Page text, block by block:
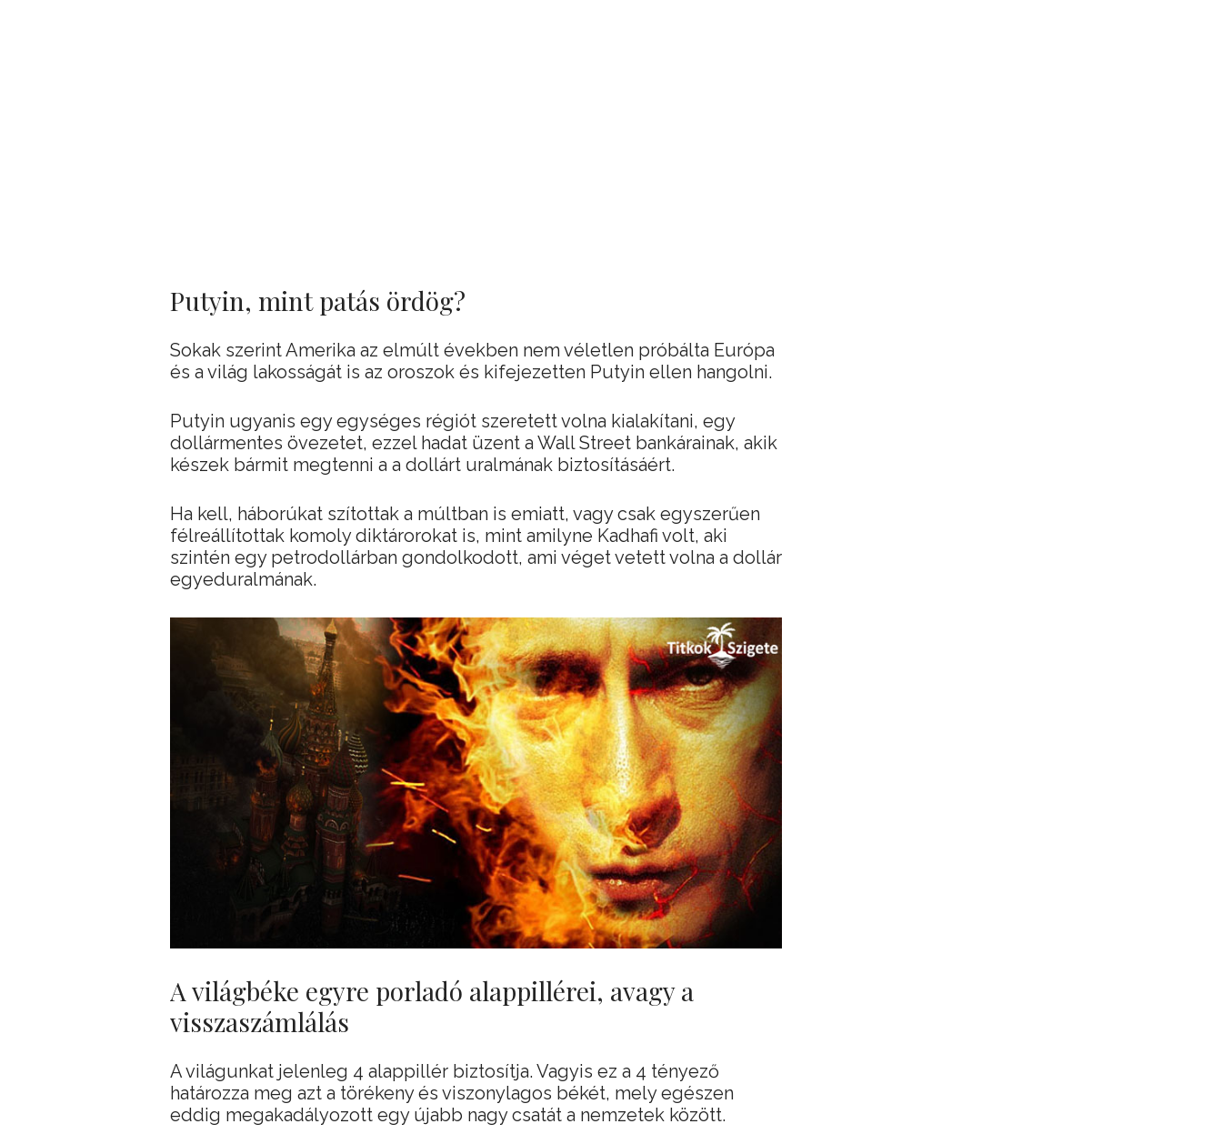
Putyin, mint patás ördög?
Sokak szerint Amerika az elmúlt években nem véletlen próbálta Európa
és a világ lakosságát is az oroszok és kifejezetten Putyin ellen hangolni.
Putyin ugyanis egy egységes régiót szeretett volna kialakítani, egy
dollármentes övezetet, ezzel hadat üzent a Wall Street bankárainak, akik
készek bármit megtenni a a dollárt uralmának biztosításáért.
Ha kell, háborúkat szítottak a múltban is emiatt, vagy csak egyszerűen
félreállítottak komoly diktárorokat is, mint amilyne Kadhafi volt, aki
szintén egy petrodollárban gondolkodott, ami véget vetett volna a dollár
egyeduralmának.
A világbéke egyre porladó alappillérei, avagy a
visszaszámlálás
A világunkat jelenleg 4 alappillér biztosítja. Vagyis ez a 4 tényező
határozza meg azt a törékeny és viszonylagos békét, mely egészen
eddig megakadályozott egy újabb nagy csatát a nemzetek között.